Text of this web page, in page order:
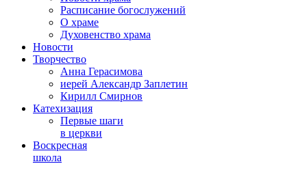
Расписание богослужений
О храме
Духовенство храма
Новости
Творчество
Анна Герасимова
иерей Александр Заплетин
Кирилл Смирнов
Катехизация
Первые шаги
в церкви
Воскресная
школа